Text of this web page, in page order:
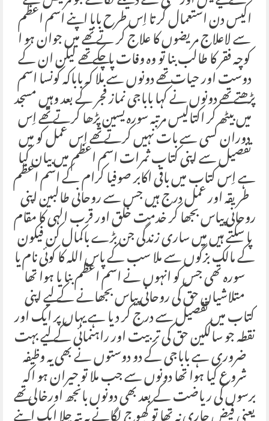
اکیس دن استعمال کر تا اِس طرح بابا اپنے اسم اعظم
سے لاعلاج مریضوں کا علاج کر تے تھے میں جوان ہو ا
کوچہ فقر کا طالب بنا تو وہ وفات پا چکے تھے لیکن ان کے
دوست اور حیات تھے دونوں سے ملا کہ باباکہ کونسا اسم
پڑھتے تھے دونوں نے کہا باباجی نماز فجر کے بعد وہیں مسجد
میں بیٹھ کر اکتالیس مرتبہ سورہ یسین پڑھا کرتے تھے اِس
دوران کسی سے بات نہیں کرتے تھے اِس عمل کو میں
تفصیل سے اپنی کتاب ثمرات اسم اعظم میں بیان کیا
ہے اِس کتاب میں باقی اکابر صوفیا کرام کے اسم اعظم
طریقہ اور عمل درج ہیں جس سے روحانی طالبین اپنی
روحانی پیاس بجھا کر خدمت خلق اور قرب الہی کا مقام
پا سکتے ہیں میں ساری زندگی جن بڑے باکمال کن فیکون
کے مالک بزگوں سے ملا سب کے پاس اللہ کا کوئی نام یا
سورہ تھی جس کو انہوں نے اسم اعظم بنا یا ہوا تھا
متلاشیان حق کی روحانی پیاس بجھانے کے لیے اپنی
کتاب میں تفصیل سے درج کر دیا ہے یہاں پر ایک اور
نقطہ جو سالکین حق کی تربیت اور راہنمائی کے لیے بہت
ضروری ہے باباجی کے دو دوستوں نے بھی یہ وظیفہ
شروع کیا ہوا تھا دونوں سے جب ملا تو حیران ہو اکہ
برسوں کی ریاضت کے بعد بھی دونوں بانجھ اورخالی تھے